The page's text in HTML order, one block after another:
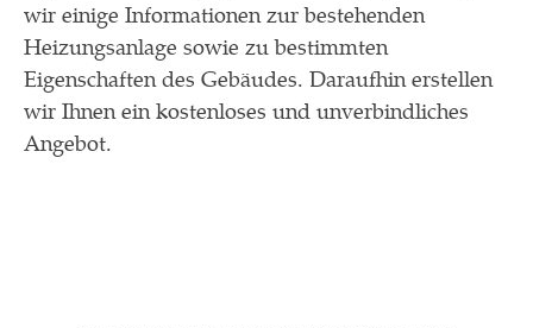
wir einige Informationen zur bestehenden
Heizungsanlage sowie zu bestimmten
Eigenschaften des Gebäudes. Daraufhin erstellen
wir Ihnen ein kostenloses und unverbindliches
Angebot.